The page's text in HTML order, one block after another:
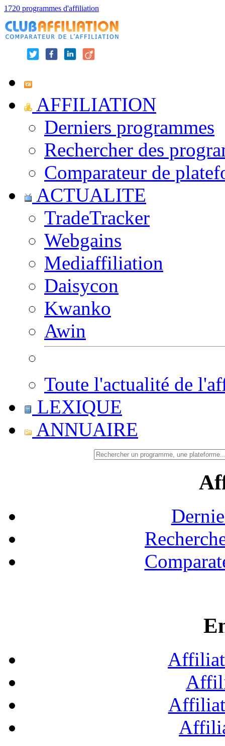
1720 programmes d'affiliation
AFFILIATION
Derniers programmes
Rechercher des
Comparateur de
ACTUALITE
TradeTracker
Webgains
Mediaffiliation
Daisycon
Kwanko
Awin
Toute l'actualité de
LEXIQUE
ANNUAIRE